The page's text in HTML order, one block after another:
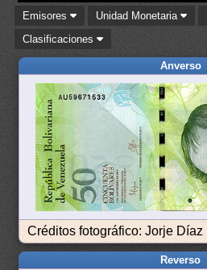
Emisores Unidad Monetaria
Clasificaciones
Anverso
Créditos fotográfico: Jorje Díaz
Reverso